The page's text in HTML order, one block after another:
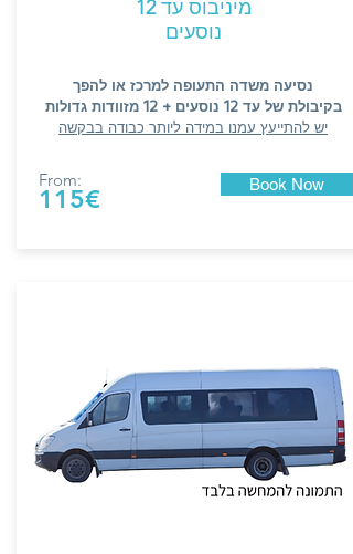
מיניבוס עד12
נוסעים
נסיעה משדה התעופה למרכז או להפך
בקיבולת של עד 12 נוסעים + 12 מזוודות גדולות
יש להתייעץ עמנו במידה ליותר כבודה בבקשה
From:
115€ Book Now